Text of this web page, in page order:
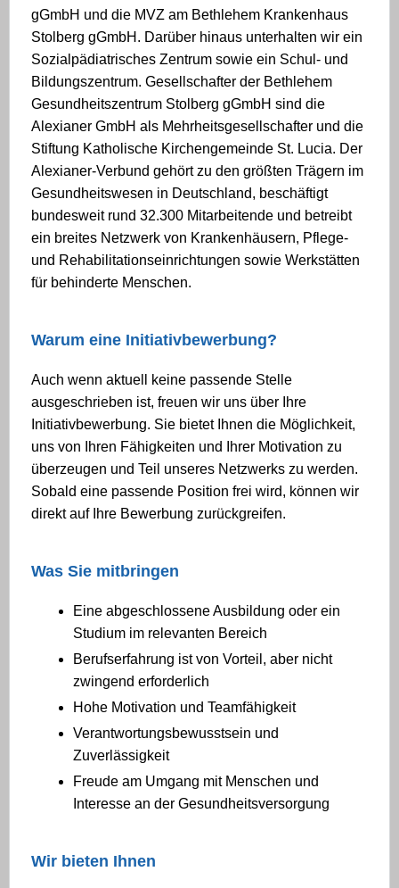
gGmbH und die MVZ am Bethlehem Krankenhaus
Stolberg gGmbH. Darüber hinaus unterhalten wir ein
Sozialpädiatrisches Zentrum sowie ein Schul- und
Bildungszentrum. Gesellschafter der Bethlehem
Gesundheitszentrum Stolberg gGmbH sind die
Alexianer GmbH als Mehrheitsgesellschafter und die
Stiftung Katholische Kirchengemeinde St. Lucia. Der
Alexianer-Verbund gehört zu den größten Trägern im
Gesundheitswesen in Deutschland, beschäftigt
bundesweit rund 32.300 Mitarbeitende und betreibt
ein breites Netzwerk von Krankenhäusern, Pflege-
und Rehabilitationseinrichtungen sowie Werkstätten
für behinderte Menschen.
Warum eine Initiativbewerbung?
Auch wenn aktuell keine passende Stelle
ausgeschrieben ist, freuen wir uns über Ihre
Initiativbewerbung. Sie bietet Ihnen die Möglichkeit,
uns von Ihren Fähigkeiten und Ihrer Motivation zu
überzeugen und Teil unseres Netzwerks zu werden.
Sobald eine passende Position frei wird, können wir
direkt auf Ihre Bewerbung zurückgreifen.
Was Sie mitbringen
Eine abgeschlossene Ausbildung oder ein
Studium im relevanten Bereich
Berufserfahrung ist von Vorteil, aber nicht
zwingend erforderlich
Hohe Motivation und Teamfähigkeit
Verantwortungsbewusstsein und
Zuverlässigkeit
Freude am Umgang mit Menschen und
Interesse an der Gesundheitsversorgung
Wir bieten Ihnen